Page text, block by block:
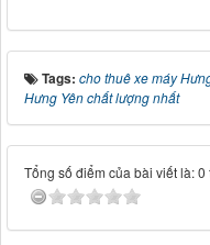
Tags: cho thuê xe máy
Hưng Yên chất lượng nhất
Tổng số điểm của bài viết là: